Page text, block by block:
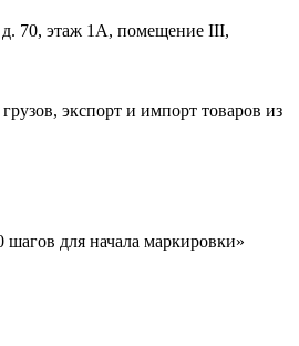
70, этаж 1А, помещение III,
экспорт и импорт товаров из
шагов для начала маркировки»